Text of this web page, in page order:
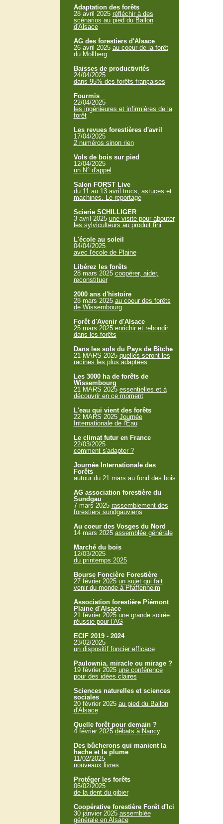
Adaptation des forêts
28 avril 2025 réfléchir à des
scénarios au pied du Ballon
d'Alsace
AG des forestiers d'Alsace
26 avril 2025 au coeur de la forêt
du Mollberg
Baisses de productivités
24/04/2025
dans 95% des forêts françaises
Fourmis
22/04/2025
les ingénieures et infirmières de la
forêt
Les revues forestières d'avril
17/04/2025
2 numéros sinon rien
Vols de bois sur pied
12/04/2025
un N° d'appel
Salon FORST Live
du 11 au 13 avril trucs, astuces et
machines. Le reportage
Scierie SCHILLIGER
3 avril 2025 une visite pour abouter
les sylviculteurs au produit fini
L'école au soleil
04/04/2025
avec l'école de Plaine
Libérez les forêts
28 mars 2025 coopérer, aider,
reconstituer
2000 ans d'histoire
28 mars 2025 au coeur des forêts
de Wissembourg
Forêt d'Avenir d'Alsace
25 mars 2025 enrichir et rebondir
dans les forêts
Dans les sols du Pays de Bitche
21 MARS 2025 quelles seront les
racines les plus adaptées
Les 3000 ha de forêts de
Wissembourg
21 MARS 2025 essentielles et à
découvrir en ce moment
L'eau qui vient des forêts
22 MARS 2025 Journée
Internationale de l'Eau
Le climat futur en France
22/03/2025
comment s'adapter ?
Journée Internationale des
Forêts
autour du 21 mars au fond des bois
AG association forestière du
Sundgau
7 mars 2025 rassemblement des
forestiers sundgauviens
Au coeur des Vosges du Nord
14 mars 2025 assemblée générale
Marché du bois
12/03/2025
du printemps 2025
Bourse Foncière Forestière
27 février 2025 un sujet qui fait
venir du monde à Pfaffenheim
Association forestière Piémont
Plaine d'Alsace
21 février 2025 une grande soirée
réussie pour l'AG
ECIF 2019 - 2024
23/02/2025
un dispositif foncier efficace
Paulownia, miracle ou mirage ?
19 février 2025 une conférence
pour des idées claires
Sciences naturelles et sciences
sociales
20 février 2025 au pied du Ballon
d'Alsace
Quelle forêt pour demain ?
4 février 2025 débats à Nancy
Des bûcherons qui manient la
hache et la plume
11/02/2025
nouveaux livres
Protéger les forêts
06/02/2025
de la dent du gibier
Coopérative forestière Forêt d'Ici
30 janvier 2025 assemblée
générale en Alsace